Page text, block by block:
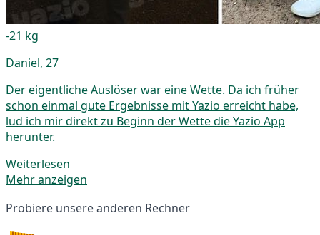
-21 kg
Daniel, 27
Der eigentliche Auslöser war eine Wette. Da ich früher
schon einmal gute Ergebnisse mit Yazio erreicht habe,
lud ich mir direkt zu Beginn der Wette die Yazio App
herunter.
Weiterlesen
Mehr anzeigen
Probiere unsere anderen Rechner